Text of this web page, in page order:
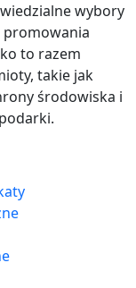
wybory
promowania
to razem
takie jak
środowiska i